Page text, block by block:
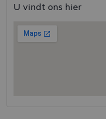
U vindt ons hier